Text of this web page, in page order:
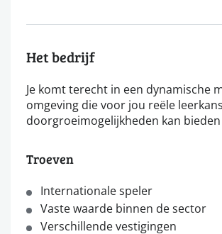
Het bedrijf
Je komt terecht in een dynamische
omgeving die voor jou reële
doorgroeimogelijkheden kan bieden
Troeven
Internationale speler
Vaste waarde binnen de sector
Verschillende vestigingen